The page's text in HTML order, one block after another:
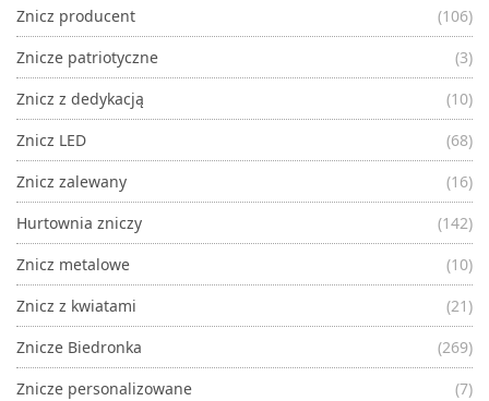
Znicz producent
(106)
Znicze patriotyczne
(3)
Znicz z dedykacją
(10)
Znicz LED
(68)
Znicz zalewany
(16)
Hurtownia zniczy
(142)
Znicz metalowe
(10)
Znicz z kwiatami
(21)
Znicze Biedronka
(269)
Znicze personalizowane
(7)